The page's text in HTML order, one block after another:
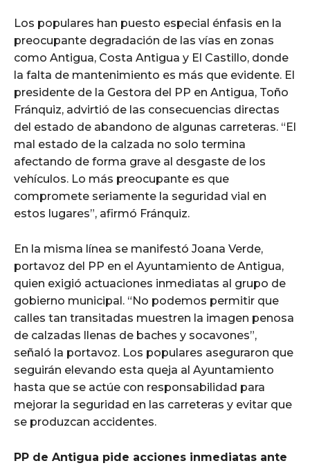
Los populares han puesto especial énfasis en la
preocupante degradación de las vías en zonas
como Antigua, Costa Antigua y El Castillo, donde
la falta de mantenimiento es más que evidente. El
presidente de la Gestora del PP en Antigua, Toño
Fránquiz, advirtió de las consecuencias directas
del estado de abandono de algunas carreteras. “El
mal estado de la calzada no solo termina
afectando de forma grave al desgaste de los
vehículos. Lo más preocupante es que
compromete seriamente la seguridad vial en
estos lugares”, afirmó Fránquiz.
En la misma línea se manifestó Joana Verde,
portavoz del PP en el Ayuntamiento de Antigua,
quien exigió actuaciones inmediatas al grupo de
gobierno municipal. “No podemos permitir que
calles tan transitadas muestren la imagen penosa
de calzadas llenas de baches y socavones”,
señaló la portavoz. Los populares aseguraron que
seguirán elevando esta queja al Ayuntamiento
hasta que se actúe con responsabilidad para
mejorar la seguridad en las carreteras y evitar que
se produzcan accidentes.
PP de Antigua pide acciones inmediatas ante